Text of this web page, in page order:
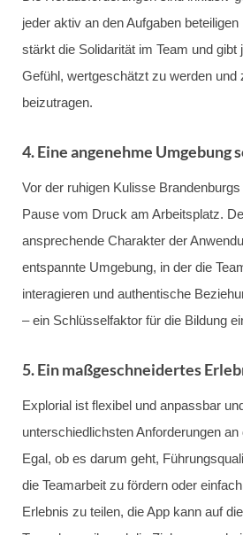
jeder aktiv an den Aufgaben
stärkt die Solidarität im Team und gibt
Gefühl, wertgeschätzt zu werden und
beizutragen.
4. Eine angenehme Umgebung
Vor der ruhigen Kulisse
Pause vom Druck am Arbeitsplatz.
ansprechende Charakter der
entspannte Umgebung, in der die
interagieren und authentische
– ein Schlüsselfaktor für die Bildung
5. Ein maßgeschneidertes
Explorial ist flexibel und anpassbar
unterschiedlichsten Anforderungen
Egal, ob es darum geht,
die Teamarbeit zu fördern oder
Erlebnis zu teilen, die App kann auf